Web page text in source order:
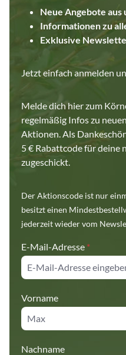
Neue Angebote
Informationen zu
Exklusive
Jetzt einfach anmelden
Melde dich hier zum
regelmäßig Infos zu
Aktionen. Als
5 € Rabattcode für deine
zugeschickt.
Der Aktionscode ist nur
besitzt einen
jederzeit wieder vom
E-Mail-Adresse *
Vorname
Nachname